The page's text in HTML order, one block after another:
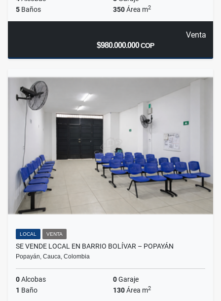
5 Baños 350Área m2
Venta
$980.000.000COP
LOCAL VENTA
SE VENDE LOCAL EN BARRIO BOLÍVAR – POPAYÁN
Popayán, Cauca, Colombia
0Alcobas 0Garaje
1 Baño 130Área m2